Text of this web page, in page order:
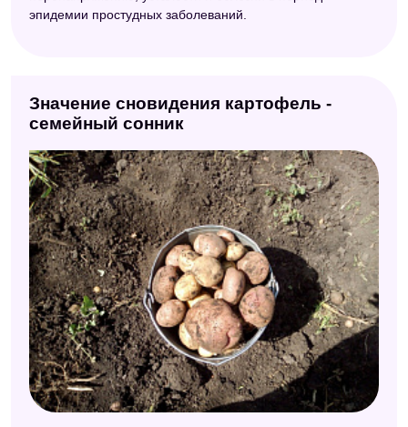
Правильный сонник
Сонник Странника
Детский сонник
Персидский сонник
Персидский сонник Тифлиси
Сонник значение снов
Сонник Азара
Сонник толкователь снов
эпидемии простудных заболеваний.
Значение сновидения картофель -
семейный сонник